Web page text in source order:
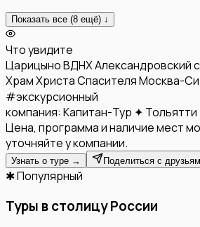
Показать все (8 ещё) ↓
Что увидите
ЦарицыноВДНХАлександровский
Храм Христа СпасителяМосква-
#экскурсионный
компания: Капитан-Тур ✦ Тольятти
Цена, программа и наличие мест
уточняйте у компании.
Узнать о туре → Поделиться с
✱ Популярный
Туры в столицу России